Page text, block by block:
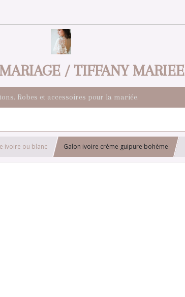
/ TIFFANY MARIEE
Robes et accessoires pour la mariée.
ivoire ou blanc Galon ivoire crème guipure bohème